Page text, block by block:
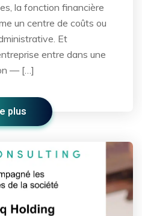
la fonction financière
un centre de coûts ou
Et
entre dans une
— […]
plus